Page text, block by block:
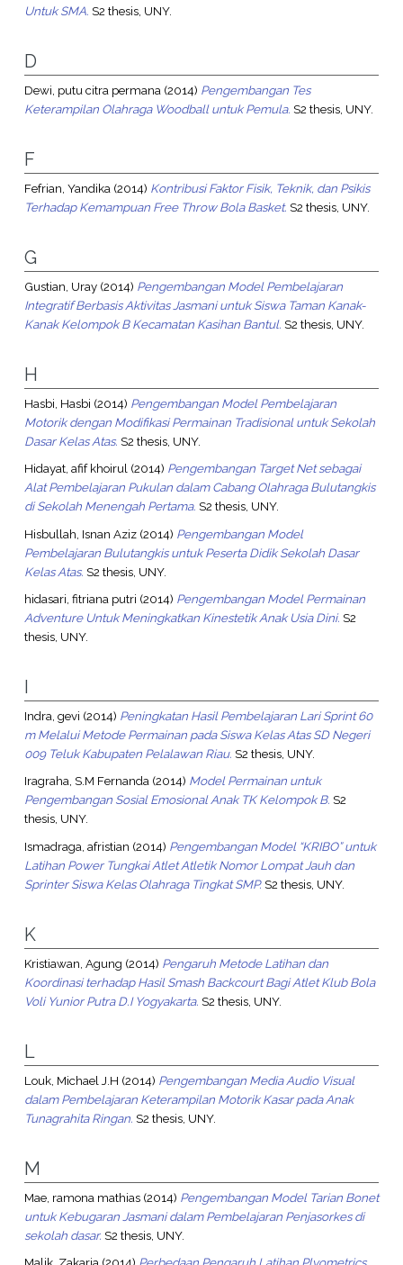
Untuk SMA. S2 thesis, UNY.
D
Dewi, putu citra permana (2014) Pengembangan Tes
Keterampilan Olahraga Woodball untuk Pemula. S2 thesis, UNY.
F
Fefrian, Yandika (2014) Kontribusi Faktor Fisik, Teknik, dan Psikis
Terhadap Kemampuan Free Throw Bola Basket. S2 thesis, UNY.
G
Gustian, Uray(2014) Pengembangan Model Pembelajaran
Integratif Berbasis Aktivitas Jasmani untuk Siswa Taman Kanak-
Kanak Kelompok B Kecamatan Kasihan Bantul. S2 thesis, UNY.
H
Hasbi, Hasbi (2014) Pengembangan Model Pembelajaran
Motorik dengan Modifikasi Permainan Tradisional untuk Sekolah
Dasar Kelas Atas. S2 thesis, UNY.
Hidayat, afif khoirul(2014) Pengembangan Target Net sebagai
Alat Pembelajaran Pukulan dalam Cabang Olahraga Bulutangkis
di Sekolah Menengah Pertama. S2 thesis, UNY.
Hisbullah, Isnan Aziz(2014) Pengembangan Model
Pembelajaran Bulutangkis untuk Peserta Didik Sekolah Dasar
Kelas Atas. S2 thesis, UNY.
hidasari, fitriana putri (2014) Pengembangan Model Permainan
Adventure Untuk Meningkatkan Kinestetik Anak Usia Dini. S2
thesis, UNY.
I
Indra, gevi (2014) Peningkatan Hasil Pembelajaran Lari Sprint 60
m Melalui Metode Permainan pada Siswa Kelas Atas SD Negeri
009 Teluk Kabupaten Pelalawan Riau. S2 thesis, UNY.
Iragraha, S.M Fernanda (2014) Model Permainan untuk
Pengembangan Sosial Emosional Anak TK Kelompok B. S2
thesis, UNY.
Ismadraga, afristian (2014) Pengembangan Model “KRIBO” untuk
Latihan Power Tungkai Atlet Atletik Nomor Lompat Jauh dan
Sprinter Siswa Kelas Olahraga Tingkat SMP.S2 thesis, UNY.
K
Kristiawan, Agung (2014) Pengaruh Metode Latihan dan
Koordinasi terhadap Hasil Smash Backcourt Bagi Atlet Klub Bola
Voli Yunior Putra D.I Yogyakarta. S2 thesis, UNY.
L
Louk, Michael J.H (2014) Pengembangan Media Audio Visual
dalam Pembelajaran Keterampilan Motorik Kasar pada Anak
Tunagrahita Ringan. S2 thesis, UNY.
M
Mae, ramona mathias(2014) Pengembangan Model Tarian Bonet
untuk Kebugaran Jasmani dalam Pembelajaran Penjasorkes di
sekolah dasar. S2 thesis, UNY.